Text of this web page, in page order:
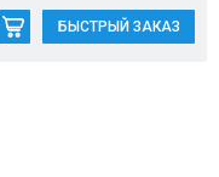
БЫСТРЫЙ ЗАКАЗ